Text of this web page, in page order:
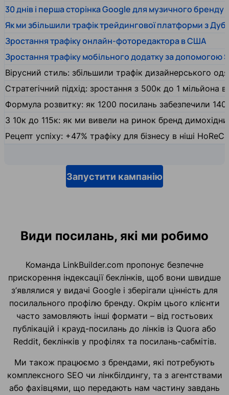
30 днів і перша сторінка Google для музичного бренду
Як ми збільшили трафік трейдингової платформи з
Зростання трафіку онлайн-фоторедактора в США
Зростання трафіку мобільного додатку за допомогою
Вірусний стиль: збільшили трафік дизайнерського
Стратегічний підхід: зростання з 500к до 1 мільйона
Формула розвитку: як 1200 посилань забезпечили
З 10к до 115к: як ми вивели на ринок бренд
Рецепт успіху: +47% трафіку для бізнесу в ніші HoReCa
Запустити кампанію
Види посилань, які ми робимо
Команда LinkBuilder.com пропонує безпечне
прискорення індексації беклінків, щоб вони швидше
з’являлися у видачі Google і зберігали цінність для
посилального профілю бренду. Окрім цього клієнти
часто замовляють інші формати – від гостьових
публікацій і крауд-посилань до лінків із Quora або
Reddit, беклінків у профілях та посилань-сабмітів.
Ми також працюємо з брендами, які потребують
комплексного SEO чи лінкбілдингу, та з агентствами
або фахівцями, що передають нам частину завдань